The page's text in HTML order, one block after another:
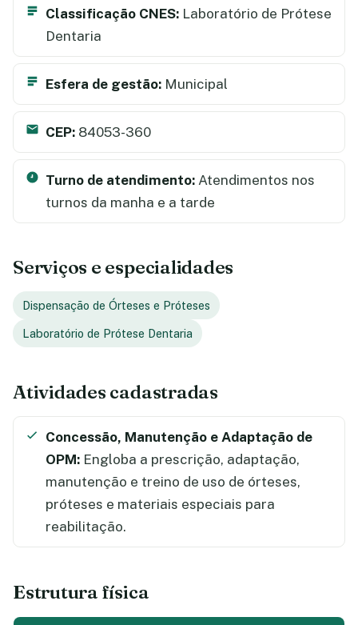
Classificação CNES: Laboratório de Prótese
Dentaria
Esfera de gestão: Municipal
CEP: 84053-360
Turno de atendimento: Atendimentos nos
turnos da manha e a tarde
Serviços e especialidades
Dispensação de Órteses e Próteses
Laboratório de Prótese Dentaria
Atividades cadastradas
Concessão, Manutenção e Adaptação de
OPM: Engloba a prescrição, adaptação,
manutenção e treino de uso de órteses,
próteses e materiais especiais para
reabilitação.
Estrutura física